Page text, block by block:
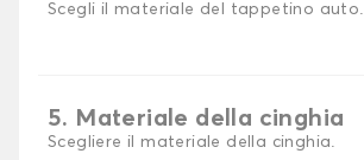
Scegli il materiale del tappetino auto.
5. Materiale della cinghia
Scegliere il materiale della cinghia.